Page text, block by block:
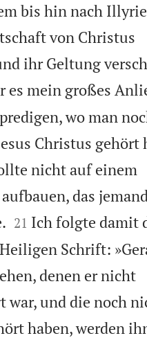
bis hin nach
von Christus
ihr Geltung
es mein großes
wo man
Christus gehört
nicht auf einem
das


21 Ich folgte damit
Schrift:
denen er nicht
war, und die noch
haben, werden